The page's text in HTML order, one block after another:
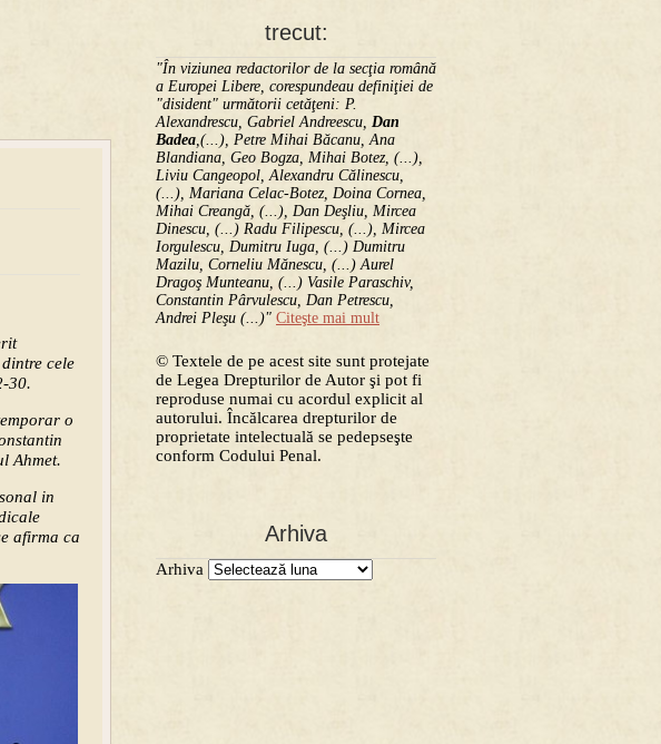
trecut:
"În viziunea redactorilor de la secţia română
a Europei Libere, corespundeau definiţiei de
"disident" următorii ce­tă­ţeni: P.
Alexandrescu, Gabriel Andreescu, Dan
Badea,(...), Petre Mihai Băcanu, Ana
Blandiana, Geo Bogza, Mihai Botez, (...),
Liviu Cangeopol, Alexandru Călinescu,
(...), Mariana Celac-Botez, Doina Cornea,
Mihai Creangă, (...), Dan Deşliu, Mircea
Dinescu, (...) Radu Filipescu, (...), Mircea
Iorgulescu, Dumitru Iuga, (...) Dumitru
Mazilu, Corneliu Mănescu, (...) Aurel
Dragoş Munteanu, (...) Vasile Paraschiv,
Constantin Pârvulescu, Dan Petrescu,
Andrei Pleşu (...)" Citeşte mai mult
© Textele de pe acest site sunt protejate
de Legea Drepturilor de Autor şi pot fi
reproduse numai cu acordul explicit al
autorului. Încălcarea drepturilor de
proprietate intelectuală se pedepseşte
conform Codului Penal.
Arhiva
Arhiva
cele
30.
o
Ahmet.
in
afirma ca